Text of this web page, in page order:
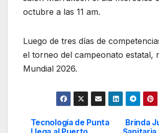
octubre a las 11 am.
Luego de tres días de
el torneo del campeonato estatal,
Mundial 2026.
Navegación
Brinda
Tecnología de Punta